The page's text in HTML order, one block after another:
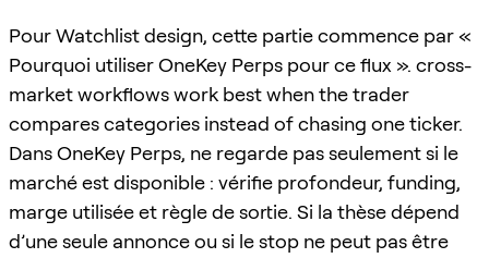
Pour Watchlist design, cette partie commence par «
Pourquoi utiliser OneKey Perps pour ce flux ». cross-
market workflows work best when the trader
compares categories instead of chasing one ticker.
Dans OneKey Perps, ne regarde pas seulement si le
marché est disponible : vérifie profondeur, funding,
marge utilisée et règle de sortie. Si la thèse dépend
d’une seule annonce ou si le stop ne peut pas être